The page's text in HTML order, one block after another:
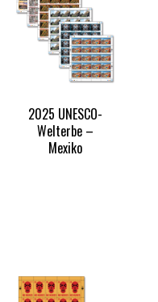
2025 UNESCO-
Welterbe –
Mexiko